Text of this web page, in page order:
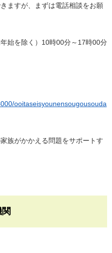
すが、まずは電話相談をお願
を除く）10時00分～17時00分
ooitaseisyounensougousouda
がかかえる問題をサポートす